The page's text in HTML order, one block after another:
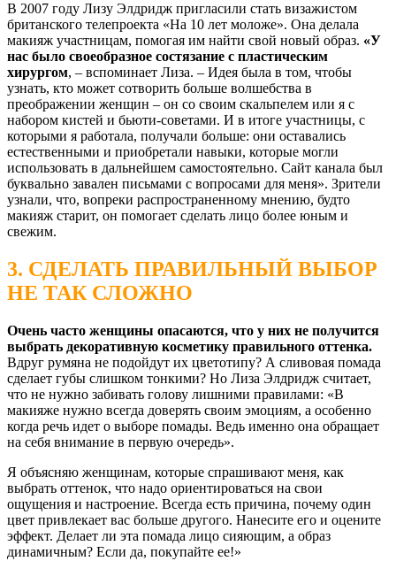
В 2007 году Лизу Элдридж пригласили стать визажистом
британского телепроекта «На 10 лет моложе». Она делала
макияж участницам, помогая им найти свой новый образ. «У
нас было своеобразное состязание с пластическим
хирургом, – вспоминает Лиза. – Идея была в том, чтобы
узнать, кто может сотворить больше волшебства в
преображении женщин – он со своим скальпелем или я с
набором кистей и бьюти-советами. И в итоге участницы, с
которыми я работала, получали больше: они оставались
естественными и приобретали навыки, которые могли
использовать в дальнейшем самостоятельно. Сайт канала был
буквально завален письмами с вопросами для меня». Зрители
узнали, что, вопреки распространенному мнению, будто
макияж старит, он помогает сделать лицо более юным и
свежим.
3. СДЕЛАТЬ ПРАВИЛЬНЫЙ ВЫБОР
НЕ ТАК СЛОЖНО
Очень часто женщины опасаются, что у них не получится
выбрать декоративную косметику правильного оттенка.
Вдруг румяна не подойдут их цветотипу? А сливовая помада
сделает губы слишком тонкими? Но Лиза Элдридж считает,
что не нужно забивать голову лишними правилами: «В
макияже нужно всегда доверять своим эмоциям, а особенно
когда речь идет о выборе помады. Ведь именно она обращает
на себя внимание в первую очередь».
Я объясняю женщинам, которые спрашивают меня, как
выбрать оттенок, что надо ориентироваться на свои
ощущения и настроение. Всегда есть причина, почему один
цвет привлекает вас больше другого. Нанесите его и оцените
эффект. Делает ли эта помада лицо сияющим, а образ
динамичным? Если да, покупайте ее!»